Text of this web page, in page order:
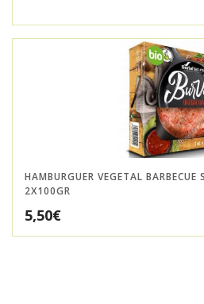
HAMBURGUER VEGETAL
2X100GR
5,50€